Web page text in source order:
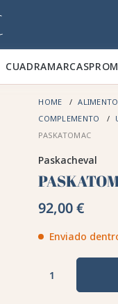
CUADRAMARCAS
HOME ALIMENTO
COMPLEMENTO
PASKATOMAC
Paskacheval
92,00 €
Enviado